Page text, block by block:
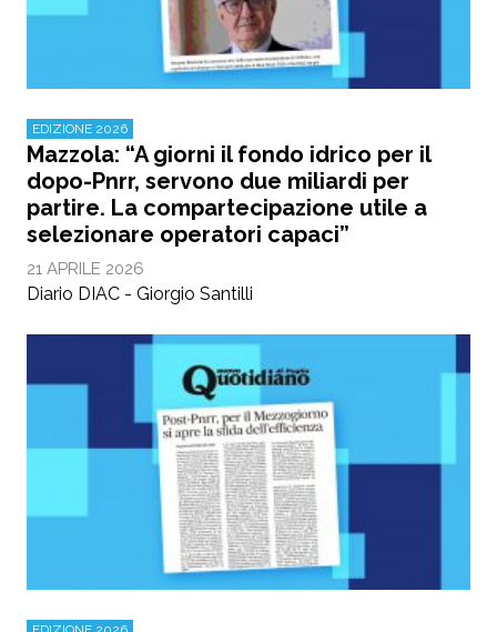
EDIZIONE 2026
Mazzola: “A giorni il fondo idrico per il
dopo-Pnrr, servono due miliardi per
partire. La compartecipazione utile a
selezionare operatori capaci”
21 APRILE 2026
Diario DIAC - Giorgio Santilli